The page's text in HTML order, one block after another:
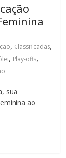
, Classificadas,
, Play-offs,
sua
ao